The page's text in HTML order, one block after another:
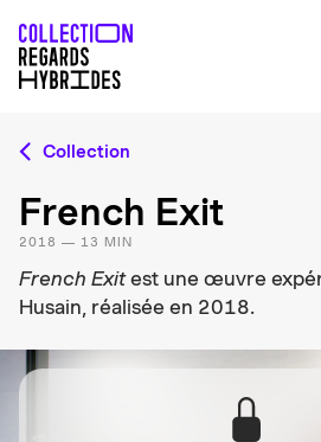
Collection
French Exit
2018 — 13 MIN
French Exitest une œuvre
Husain, réalisée en 2018.